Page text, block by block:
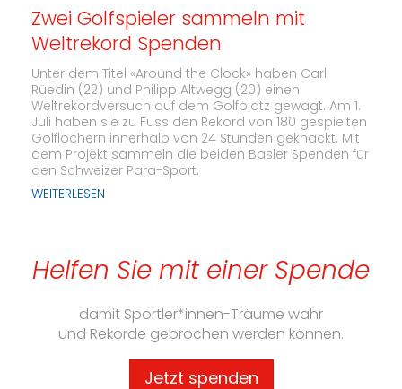
Zwei Golfspieler sammeln mit
Weltrekord Spenden
Unter dem Titel «Around the Clock» haben Carl
Rüedin (22) und Philipp Altwegg (20) einen
Weltrekordversuch auf dem Golfplatz gewagt. Am 1.
Juli haben sie zu Fuss den Rekord von 180 gespielten
Golflöchern innerhalb von 24 Stunden geknackt. Mit
dem Projekt sammeln die beiden Basler Spenden für
den Schweizer Para-Sport.
WEITERLESEN
Helfen Sie mit einer Spende
damit Sportler*innen-Träume wahr
und Rekorde gebrochen werden können.
Jetzt spenden